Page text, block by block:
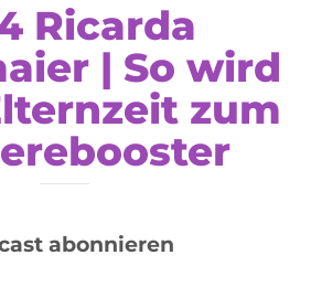
Ricarda
| So wird
zum
abonnieren